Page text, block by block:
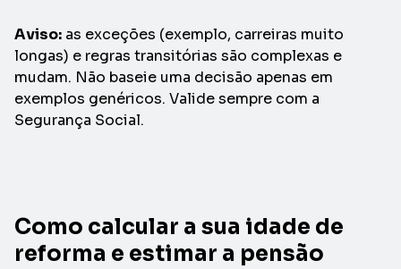
Aviso: as exceções (exemplo, carreiras muito
longas) e regras transitórias são complexas e
mudam. Não baseie uma decisão apenas em
exemplos genéricos. Valide sempre com a
Segurança Social.
Como calcular a sua idade de
reforma e estimar a pensão